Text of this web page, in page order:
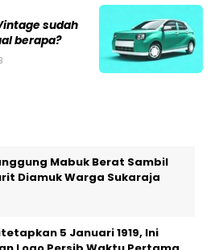
sudah
berapa?
Mabuk Berat Sambil
Diamuk Warga Sukaraja
5 Januari 1919, Ini